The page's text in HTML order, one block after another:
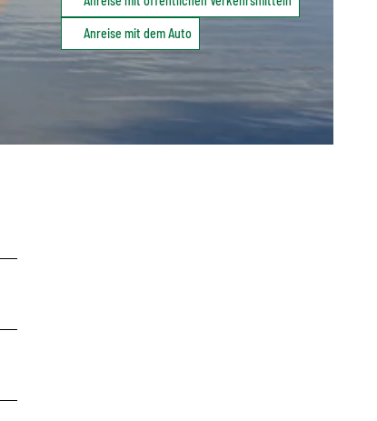
Anreise mit dem Auto